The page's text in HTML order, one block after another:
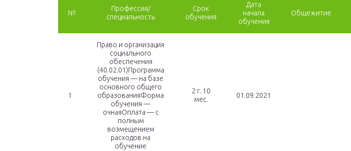
№
Профессия/
специальность
Срок
обучения
Дата
начала
обучения
Общежитие
1
Право и организация
социального
обеспечения
(40.02.01)Программа
обучения — на базе
основного общего
образованияФорма
обучения —
очнаяОплата — с
полным
возмещением
расходов на
обучение
2 г. 10
мес.
01.09.2021